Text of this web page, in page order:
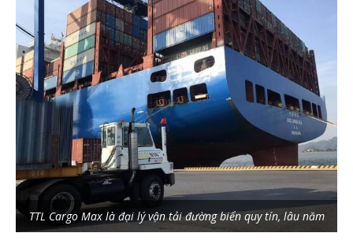
TTL Cargo Max là đại lý vận tải đường biển quy tín, lâu năm